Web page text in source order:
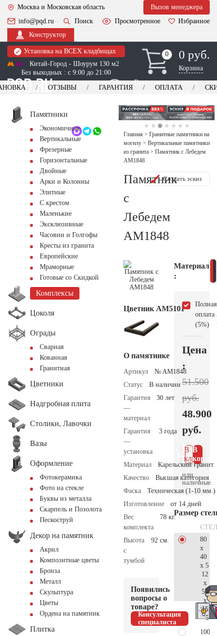
Москва и Московская область
Вызов менеджера
info@pqd.ru
Поиск Просмотренное
Избранное
Конструктор
Установка на ВСЕХ кладбищах
Китай-Город - Шоурум 130 м2
Без выходных : с 9:00 до 21:00
0
0 0 руб.
Корзина
Выезд менеджера для
оформления заказа
+7 (495) 518-44-23
Обратный звонок
ОТЗЫВЫ ГАРАНТИЯ ОПЛАТА
Памятники
Экономичные
Вертикальные
Фрезерные
Горизонтальные
Двойные
Арки и Колонны
Элитные
С крестом
Маленькие
Эксклюзивные
Часовни и Голгофы
Кресты из гранита
Европейские
Мраморные
Готовые со Скидкой
Комплексы
Цоколя
Ограды
Сварная
Кованная
Гранитная
Цветники
Надгробная плита
Столики, Лавочки
Вазы
Оформление
Фотокерамика
Фото на стекле
Буквы из металла
Скарпель и Позолота
Пескоструй
Декор на памятник
Акрил
Композитные цветы
Бронза
Металл
Скульптура
Цветы
Ордена на памятник
Плитка
Главная > Гранитные памятники на
могилу > Вертикальные памятники
из гранита > Памятник с Лебедем
AM1848
Памятник
с
Лебедем
AM1848
Создать эскиз
Цветник АМ5101
О памятнике
Артикул
№ AM1848
Статус
В наличии
Гарантия
—
материал
30 лет
Гарантия
—
установка
3 года
Материал
Карельский гранит
Качество
Высшая категория
Фаска
Техническая (1-10 мм.)
Изготовление
от 14 дней
Вес
комплекта
78 кг.
Высота
с
тумбой
92 см.
Появились
вопросы о
товаре?
Консультация
специалиста
Материал
:
Полная
оплата
(5%)
Цена
:
51.500
руб.
48.900
руб.
В
В 1
клик
или
наличные.
Размер
80
x
40
x 5
12
x
50
x
15
100